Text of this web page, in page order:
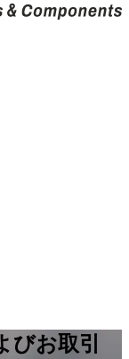
びお取引